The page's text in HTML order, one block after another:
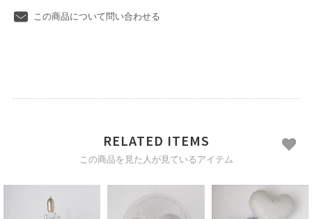
この商品について問い合わせる
RELATED ITEMS
この商品を見た人が見ているアイテム